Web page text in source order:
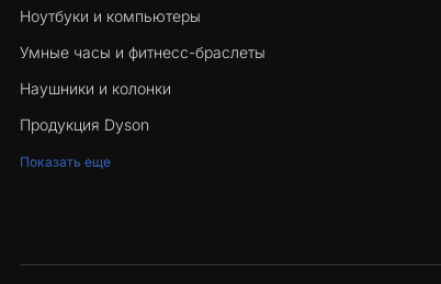
Ноутбуки и компьютеры
Умные часы и фитнесс-браслеты
Наушники и колонки
Продукция Dyson
Показать еще